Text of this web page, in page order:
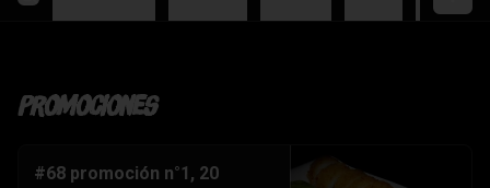
Promociones
#68 promoción n°1, 20